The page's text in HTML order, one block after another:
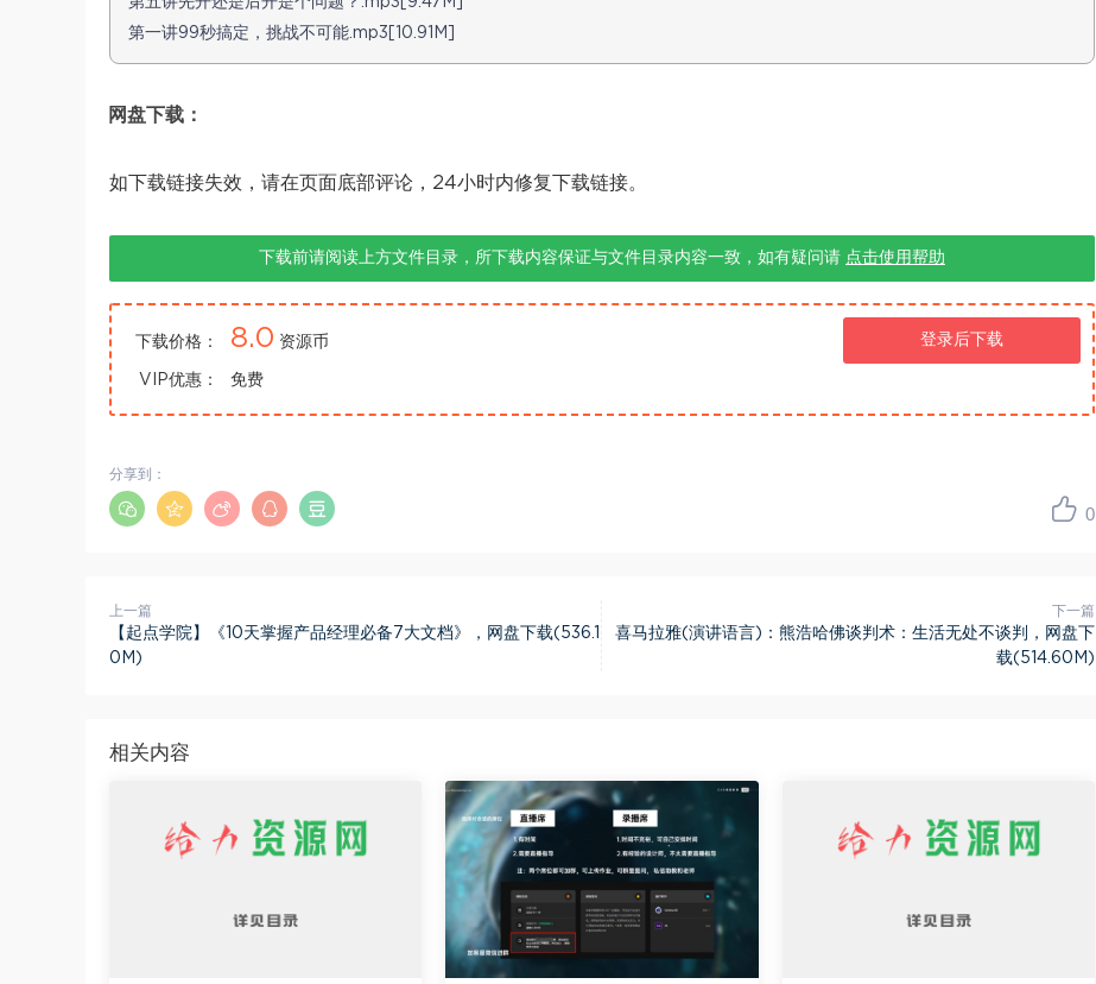
第一讲99秒搞定，挑战不可能.mp3[10.91M]
网盘下载：
如下载链接失效，请在页面底部评论，24小时内修复下载链接。
下载前请阅读上方文件目录，所下载内容保证与文件目录内容一致，如有疑问请 点击使用帮助
下载价格： 8.0 资源币
VIP优惠： 免费
登录后下载
0
分享到：
上一篇
【起点学院】《10天掌握产品经理必备7大文档》，网盘下载(536.1
0M)
下一篇
喜马拉雅(演讲语言)：熊浩哈佛谈判术：生活无处不谈判，网盘下
载(514.60M)
相关内容